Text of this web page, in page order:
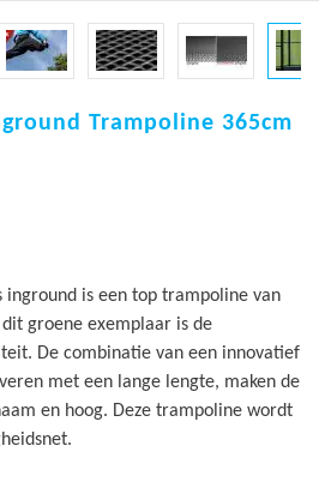
Trampoline 365cm
inground is een top trampoline van
groene exemplaar is de
De combinatie van een innovatief
met een lange lengte, maken de
en hoog. Deze trampoline wordt